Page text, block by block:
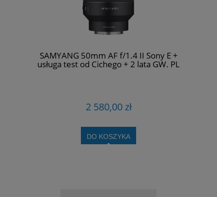
SAMYANG 50mm AF f/1.4 II Sony E +
usługa test od Cichego + 2 lata GW. PL
2 580,00 zł
DO KOSZYKA